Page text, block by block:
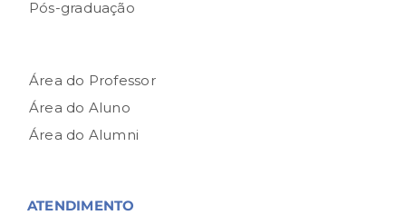
Pós-graduação
Área do Professor
Área do Aluno
Área do Alumni
ATENDIMENTO